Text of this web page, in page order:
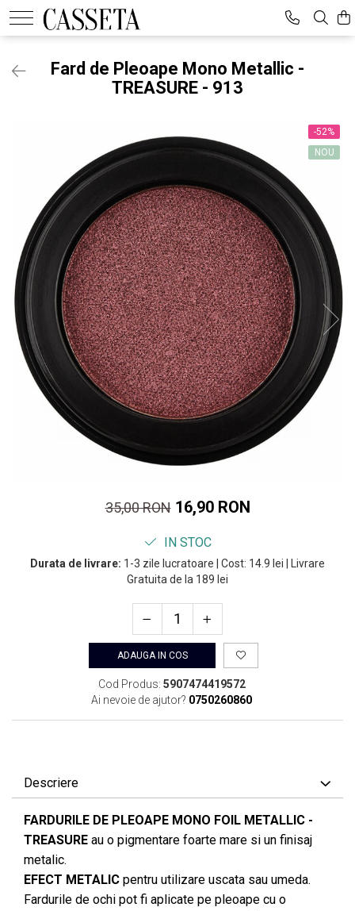
Fard de Pleoape Mono Metallic -
TREASURE - 913
-52%
NOU
35,00 RON 16,90 RON
IN STOC
Durata de livrare: 1-3 zile lucratoare | Cost: 14.9 lei | Livrare
Gratuita de la 189 lei
ADAUGA IN COS
Cod Produs: 5907474419572
Ai nevoie de ajutor? 0750260860
Descriere
FARDURILE DE PLEOAPE MONO FOIL METALLIC -
TREASURE au o pigmentare foarte mare si un finisaj
metalic.
EFECT METALIC pentru utilizare uscata sau umeda.
Fardurile de ochi pot fi aplicate pe pleoape cu o